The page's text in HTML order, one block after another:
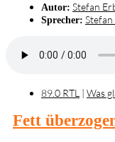
Autor: Stefan
Sprecher:
89.0 RTL | Was
Fett